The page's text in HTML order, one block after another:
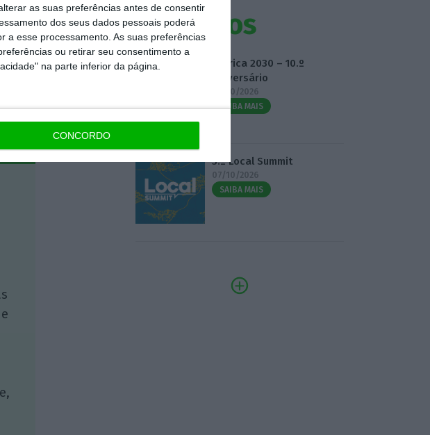
as suas preferências antes de consentir
dos seus dados pessoais poderá
a esse processamento. As suas preferências
ou retirar seu consentimento a
na parte inferior da página.
CONCORDO
com
na
pública
https://eco.sapo.pt/2019/02/03/comprar-bilhetes-para-o-autocarro-ou-comboio-na-uber-esta-para-breve/ Copiar
Eventos
Fábrica 2030 – 10.º
Aniversário
14/10/2026
SAIBA MAIS
3.º Local Summit
07/10/2026
SAIBA MAIS